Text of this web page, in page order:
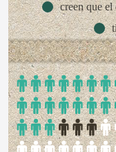
creen que